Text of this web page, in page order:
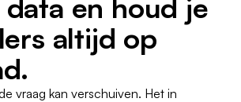
en houd je
altijd op
vraag kan verschuiven. Het in